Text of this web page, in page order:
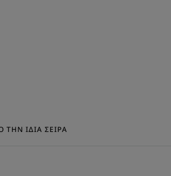
σε ανακυκλωμένο χαρτί που
ΤΗΝ ΊΔΙΑ ΣΕΙΡΆ